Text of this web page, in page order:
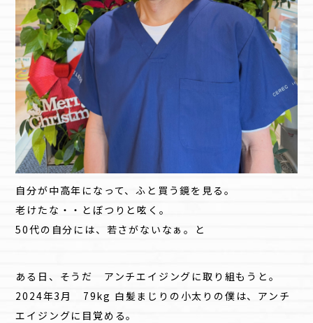
自分が中高年になって、ふと買う鏡を見る。
老けたな・・とぼつりと呟く。
50代の自分には、若さがないなぁ。と
ある日、そうだ アンチエイジングに取り組もうと。
2024年3月 79kg 白髪まじりの小太りの僕は、アンチ
エイジングに目覚める。